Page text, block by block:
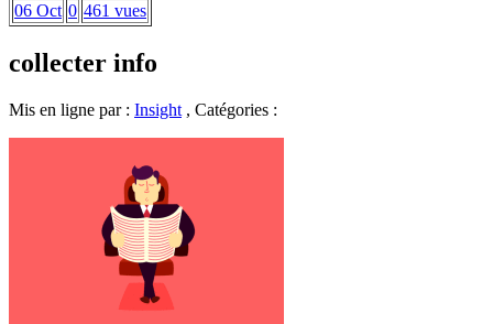
06 Oct 0 461 vues
collecter info
Mis en ligne par : Insight , Catégories :